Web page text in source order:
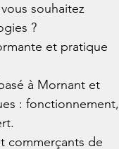
souhaitez
?
et pratique
à Mornant et
: fonctionnement,
commerçants de